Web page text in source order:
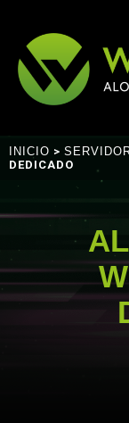
INICIO >
DEDICADO